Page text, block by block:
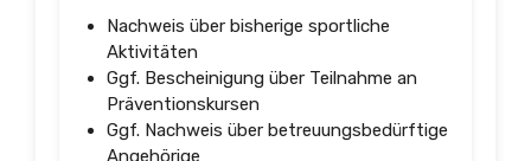
Nachweis über bisherige sportliche
Aktivitäten
Ggf. Bescheinigung über Teilnahme an
Präventionskursen
Ggf. Nachweis über betreuungsbedürftige
Angehörige